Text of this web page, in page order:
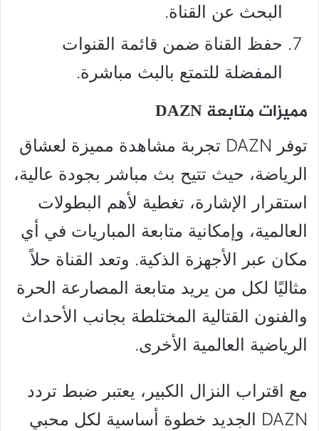
البحث عن القناة.
حفظ القناة ضمن قائمة القنوات
المفضلة للتمتع بالبث مباشرة.
مميزات متابعة DAZN
توفر DAZN تجربة مشاهدة مميزة لعشاق
الرياضة، حيث تتيح بث مباشر بجودة عالية،
استقرار الإشارة، تغطية لأهم البطولات
العالمية، وإمكانية متابعة المباريات في أي
مكان عبر الأجهزة الذكية. وتعد القناة حلاً
مثاليًا لكل من يريد متابعة المصارعة الحرة
والفنون القتالية المختلطة بجانب الأحداث
الرياضية العالمية الأخرى.
مع اقتراب النزال الكبير، يعتبر ضبط تردد
DAZN الجديد خطوة أساسية لكل محبي